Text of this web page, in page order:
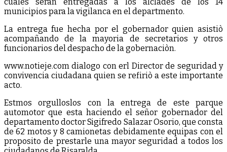
municipios para la vigilanca en el departmento.
La entrega fue hecha por el gobernador quien asistiò
acompañando de la mayoria de secretarios y otros
funcionarios del despacho de la gobernaciòn.
www.notieje.com dialogo con erl Director de seguridad y
convivencia ciudadana quien se refiriò a este importante
acto.
Estmos orgulloslos con la entrega de este parque
automotor que esta haciendo el señor gobernador del
departamento doctor Sigifredo Salazar Osorio, que consta
de 62 motos y 8 camionetas debidamente equipas con el
proposito de prestarle una mayor seguridad a todos los